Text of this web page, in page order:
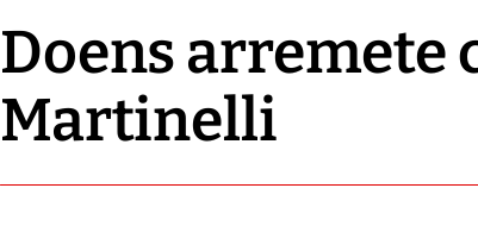
Doens arremete
Martinelli